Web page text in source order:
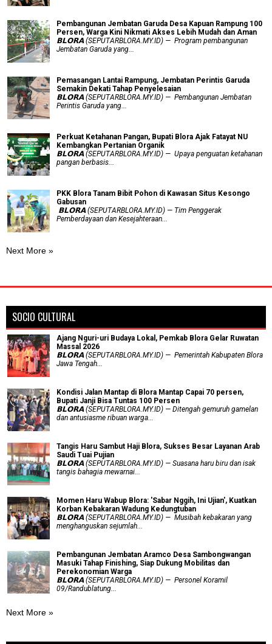
Pembangunan Jembatan Garuda Desa Kapuan Rampung 100
Persen, Warga Kini Nikmati Akses Lebih Mudah dan Aman
𝗕𝗟𝗢𝗥𝗔 (SEPUTARBLORA.MY.ID) — Program pembangunan
Jembatan Garuda yang...
Pemasangan Lantai Rampung, Jembatan Perintis Garuda
Semakin Dekati Tahap Penyelesaian
𝗕𝗟𝗢𝗥𝗔 (SEPUTARBLORA.MY.ID) — Pembangunan Jembatan
Perintis Garuda yang...
​Perkuat Ketahanan Pangan, Bupati Blora Ajak Fatayat NU
Kembangkan Pertanian Organik
𝗕𝗟𝗢𝗥𝗔 (SEPUTARBLORA.MY.ID) — Upaya penguatan ketahanan
pangan berbasis...
PKK Blora Tanam Bibit Pohon di Kawasan Situs Kesongo
Gabusan
‎ 𝗕𝗟𝗢𝗥𝗔 (SEPUTARBLORA.MY.ID) — Tim Penggerak
Pemberdayaan dan Kesejahteraan...
Next More »
SOCIO CULTURAL
Ajang Nguri-uri Budaya Lokal, Pemkab Blora Gelar Ruwatan
Massal 2026
𝗕𝗟𝗢𝗥𝗔 (SEPUTARBLORA.MY.ID) — Pemerintah Kabupaten Blora
Jawa Tengah...
Kondisi Jalan Mantap di Blora Mantap Capai 70 persen,
Bupati Janji Bisa Tuntas 100 Persen
𝗕𝗟𝗢𝗥𝗔 (SEPUTARBLORA.MY.ID) — Ditengah gemuruh gamelan
dan antusiasme ribuan warga...
Tangis Haru Sambut Haji Blora, Sukses Besar Layanan Arab
Saudi Tuai Pujian
𝗕𝗟𝗢𝗥𝗔 (SEPUTARBLORA.MY.ID) — Suasana haru biru dan isak
tangis bahagia mewarnai...
Momen Haru Wabup Blora: ​'Sabar Nggih, Ini Ujian', Kuatkan
Korban Kebakaran Wadung Kedungtuban
𝗕𝗟𝗢𝗥𝗔 (SEPUTARBLORA.MY.ID) — Musibah kebakaran yang
menghanguskan sejumlah...
Pembangunan Jembatan Aramco Desa Sambongwangan
Masuki Tahap Finishing, Siap Dukung Mobilitas dan
Perekonomian Warga
𝗕𝗟𝗢𝗥𝗔 (SEPUTARBLORA.MY.ID) — Personel Koramil
09/Randublatung...
Next More »